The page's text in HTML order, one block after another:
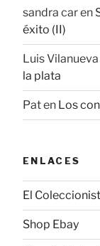
sandra caren
éxito (II)
Luis Vilanueva
la plata
Paten Los
ENLACES
El
Shop Ebay